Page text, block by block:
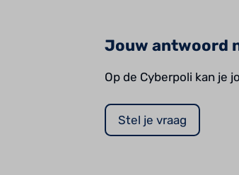
Jouw antwoord
Op de Cyberpoli kan je
Stel je vraag